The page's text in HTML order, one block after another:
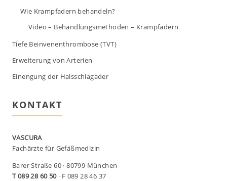
Wie Krampfadern behandeln?
Video – Behandlungsmethoden – Krampfadern
Tiefe Beinvenenthrombose (TVT)
Erweiterung von Arterien
Einengung der Halsschlagader
KONTAKT
VASCURA
Fachärzte für Gefäßmedizin
Barer Straße 60 · 80799 München
T 089 28 60 50· F 089 28 46 37